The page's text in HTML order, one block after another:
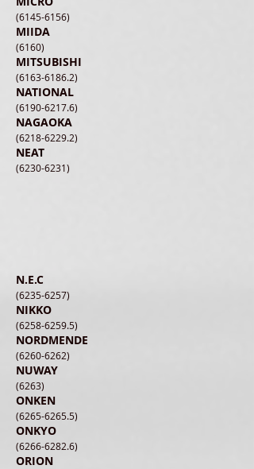
(6145-6156)
MIIDA
(6160)
MITSUBISHI
(6163-6186.2)
​NATIONAL
(6190-6217.6)
NAGAOKA
(6218-6229.2)
NEAT
(6230-6231)
N.E.C
(6235-6257)
NIKKO
(6258-6259.5)
NORDMENDE
(6260-6262)
NUWAY
(6263)
ONKEN
(6265-6265.5)
ONKYO
(6266-6282.6)
ORION